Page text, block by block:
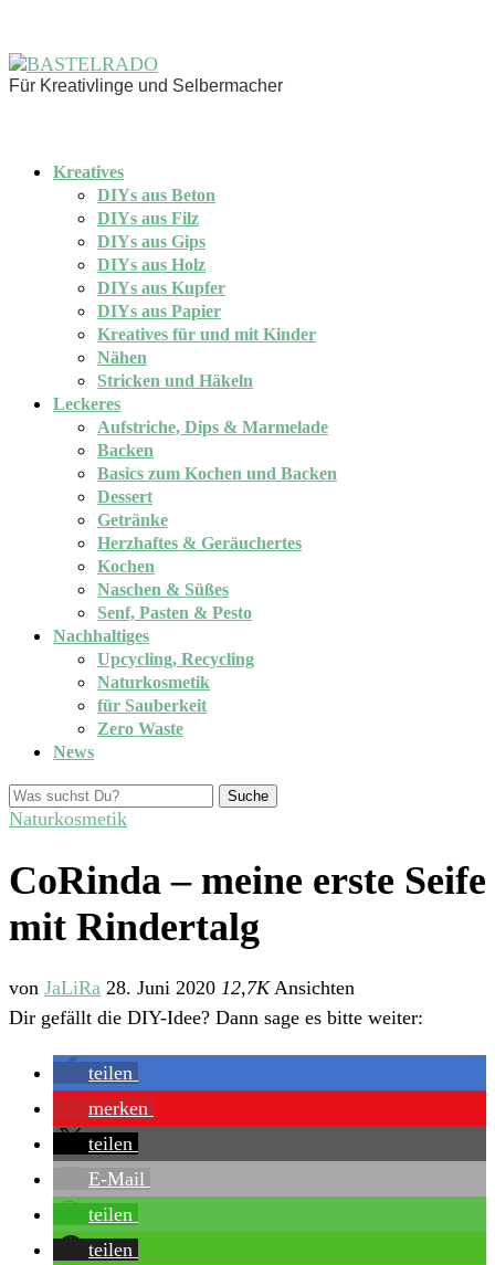
Für Kreativlinge und Selbermacher
Kreatives
DIYs aus Beton
DIYs aus Filz
DIYs aus Gips
DIYs aus Holz
DIYs aus Kupfer
DIYs aus Papier
Kreatives für und mit Kinder
Nähen
Stricken und Häkeln
Leckeres
Aufstriche, Dips & Marmelade
Backen
Basics zum Kochen und Backen
Dessert
Getränke
Herzhaftes & Geräuchertes
Kochen
Naschen & Süßes
Senf, Pasten & Pesto
Nachhaltiges
Upcycling, Recycling
Naturkosmetik
für Sauberkeit
Zero Waste
News
Suche
Naturkosmetik
CoRinda – meine erste Seife
mit Rindertalg
von JaLiRa 28. Juni 2020 12,7KAnsichten
Dir gefällt die DIY-Idee? Dann sage es bitte weiter:
teilen
merken
teilen
E-Mail
teilen
teilen